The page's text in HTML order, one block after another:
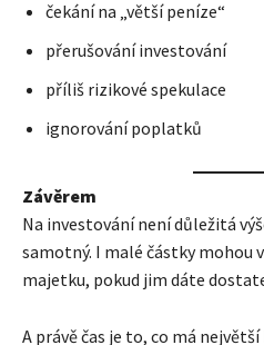
čekání na „větší peníze“
přerušování investování
příliš rizikové spekulace
ignorování poplatků
Závěrem
Na investování není důležitá
samotný. I malé částky mohou
majetku, pokud jim dáte
A právě čas je to, co má